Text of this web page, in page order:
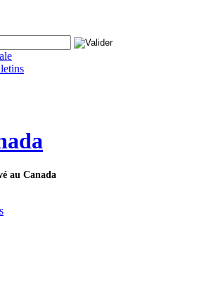
au Canada